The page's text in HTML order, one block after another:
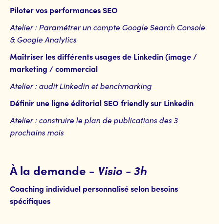
Piloter vos performances SEO
Atelier : Paramétrer un compte Google Search Console
& Google Analytics
Maîtriser les différents usages de Linkedin (image /
marketing / commercial
Atelier : audit Linkedin et benchmarking
Définir une ligne éditorial SEO friendly sur Linkedin
Atelier : construire le plan de publications des 3
prochains mois
À la demande - Visio - 3h
Coaching individuel personnalisé selon besoins
spécifiques